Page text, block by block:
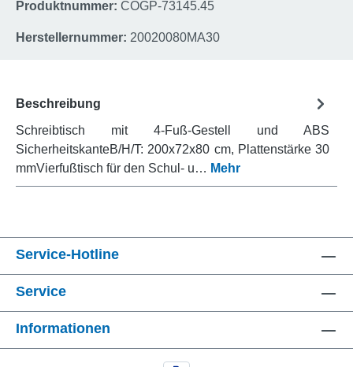
Produktnummer: COGP-73145.45
Herstellernummer: 20020080MA30
Beschreibung
Schreibtisch mit 4-Fuß-Gestell und ABS
SicherheitskanteB/H/T: 200x72x80 cm, Plattenstärke 30
mmVierfußtisch für den Schul- u… Mehr
Service-Hotline
Service
Informationen